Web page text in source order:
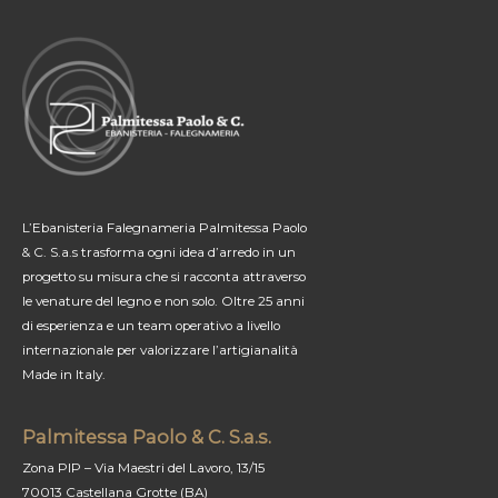
LA
CREA
EBANISTERIA
PALMITESSA
L’Ebanisteria Falegnameria Palmitessa Paolo
& C. S.a.s trasforma ogni idea d’arredo in un
progetto su misura che si racconta attraverso
le venature del legno e non solo. Oltre 25 anni
di esperienza e un team operativo a livello
internazionale per valorizzare l’artigianalità
Made in Italy.
Palmitessa Paolo & C. S.a.s.
Zona PIP – Via Maestri del Lavoro, 13/15
70013 Castellana Grotte (BA)